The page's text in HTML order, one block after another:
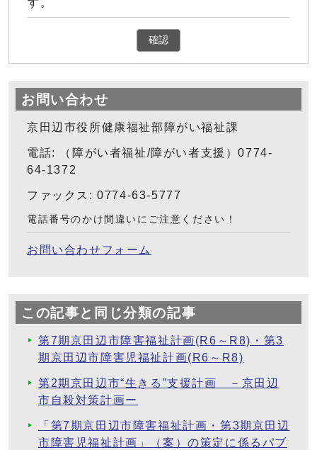
す。
確認
お問い合わせ
京田辺市役所健康福祉部障がい福祉課
電話: （障がい者福祉/障がい者支援）0774-
64-1372
ファックス: 0774-63-5777
電話番号のかけ間違いにご注意ください！
お問い合わせフォーム
この記事と同じ分類の記事
第7期京田辺市障害福祉計画(R6～R8)・第3
期京田辺市障害児福祉計画(R6～R8)
第2期京田辺市“生きる”支援計画 －京田辺
市自殺対策計画ー
「第7期京田辺市障害福祉計画・第3期京田辺
市障害児福祉計画」（案）の策定に係るパブ